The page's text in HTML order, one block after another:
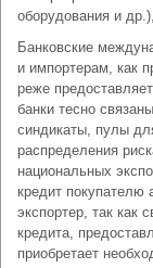
оборудования и
Банковские
и импортерам, как
реже
банки тесно
синдикаты, пулы
распределения
национальных
кредит покупателю
экспортер, так как
кредита,
приобретает